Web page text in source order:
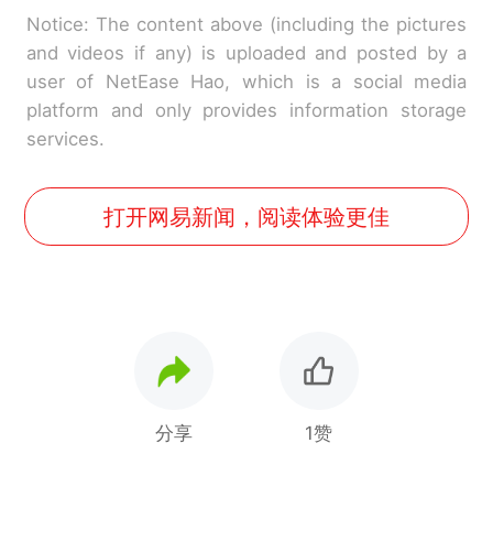
Notice: The content above (including the pictures
and videos if any) is uploaded and posted by a
user of NetEase Hao, which is a social media
platform and only provides information storage
services.
打开网易新闻，阅读体验更佳
分享 1赞